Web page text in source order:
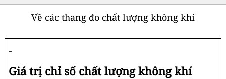
Về các thang đo chất lượng không khí
-
Giá trị chỉ số chất lượng không khí